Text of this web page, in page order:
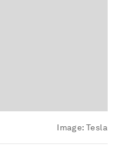
Image: Tesla